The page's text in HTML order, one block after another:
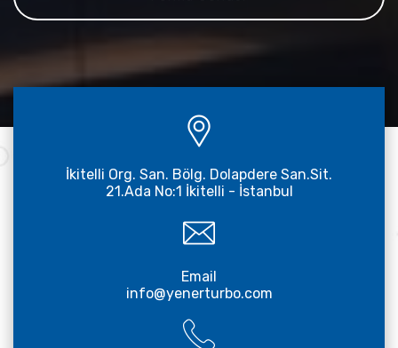
İkitelli Org. San. Bölg. Dolapdere San.Sit.
21.Ada No:1 İkitelli - İstanbul
Email
info@yenerturbo.com